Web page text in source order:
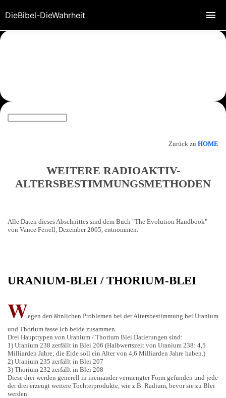
Zurück zu HOME
WEITERE RADIOAKTIV-
ALTERSBESTIMMUNGSMETHODEN
Alle Daten dieses Abschnittes sind dem Buch "The Evolution Handbook"
von Vance Ferrell, Dezember 2005, entnommen.
URANIUM-BLEI / THORIUM-BLEI
Wegen den ähnlichen Problemen bei der Altersbestimmung bei Uranium
und Thorium fasse ich beide zusammen.
Drei Haupttypen von Uranium / Thorium Blei Datierungen sind:
1) Uranium 238 zerfällt in Blei 206 (Halbwertszeit von Uranium 238: 4,5
Milliarden Jahre; die Erde soll ein Alter von 4,6 Milliarden Jahre haben.)
2) Uranium 235 zerfällt in Blei 207
3) Thorium 232 zerfällt in Blei 208
Diese drei werden generell in ineinander vermengter Form gefunden und jede
der drei erzeugt weitere Tochterprodukte, wie z.B. Radium, bevor sie zu Blei
werden.
DieBibel-DieWahrheit